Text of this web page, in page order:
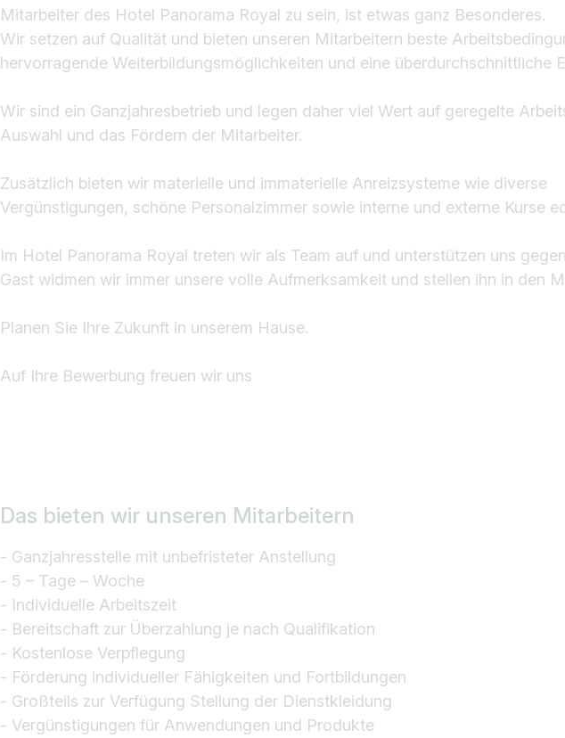
Mitarbeiter des Hotel Panorama Royal zu sein, ist etwas ganz Besonderes.
Wir setzen auf Qualität und bieten unseren Mitarbeitern beste
hervorragende Weiterbildungsmöglichkeiten und eine überdurchschnittliche
Wir sind ein Ganzjahresbetrieb und legen daher viel Wert auf geregelte
Auswahl und das Fördern der Mitarbeiter.
Zusätzlich bieten wir materielle und immaterielle Anreizsysteme wie diverse
Vergünstigungen, schöne Personalzimmer sowie interne und externe Kurse
Im Hotel Panorama Royal treten wir als Team auf und unterstützen uns
Gast widmen wir immer unsere volle Aufmerksamkeit und stellen ihn in den
Planen Sie Ihre Zukunft in unserem Hause.
Auf Ihre Bewerbung freuen wir uns
Das bieten wir unseren Mitarbeitern
- Ganzjahresstelle mit unbefristeter Anstellung
- 5 – Tage – Woche
- Individuelle Arbeitszeit
- Bereitschaft zur Überzahlung je nach Qualifikation
- Kostenlose Verpflegung
- Förderung individueller Fähigkeiten und Fortbildungen
- Großteils zur Verfügung Stellung der Dienstkleidung
- Vergünstigungen für Anwendungen und Produkte
Jobtitel
Land / Bundesland